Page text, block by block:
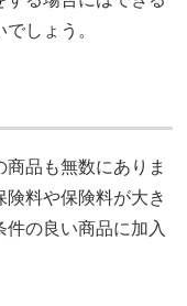
しょう。
品も無数にありま
料や保険料が大き
件の良い商品に加入